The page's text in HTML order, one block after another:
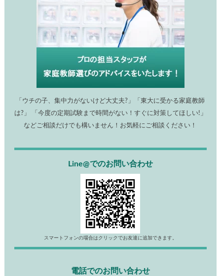
「ウチの子、集中力がないけど大丈夫?」「東大に受かる家庭教師
は?」 「今度の定期試験まで時間がない！すぐに対策してほしい!」
などご相談だけでも構いません！お気軽にご相談ください！
Line@でのお問い合わせ
スマートフォンの場合はクリックでお友達に追加できます。
電話でのお問い合わせ